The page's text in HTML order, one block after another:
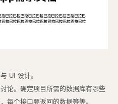
UI 设计。
论。确定项目所需的数据库有哪些
每个接口要返回的数据等等。